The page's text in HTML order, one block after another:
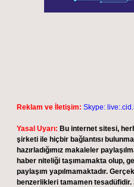
Reklam ve İletişim: Skype:
Yasal Uyarı: Bu internet sitesi,
şirketi ile hiçbir bağlantısı
hazırladığımız makaleler
haber niteliği taşımamakta olup,
paylaşım yapılmamaktadır.
benzerlikleri tamamen